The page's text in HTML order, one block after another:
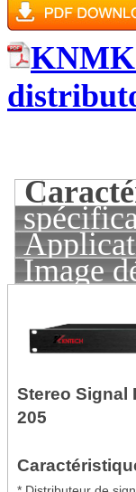
Image
Stereo Signal
205